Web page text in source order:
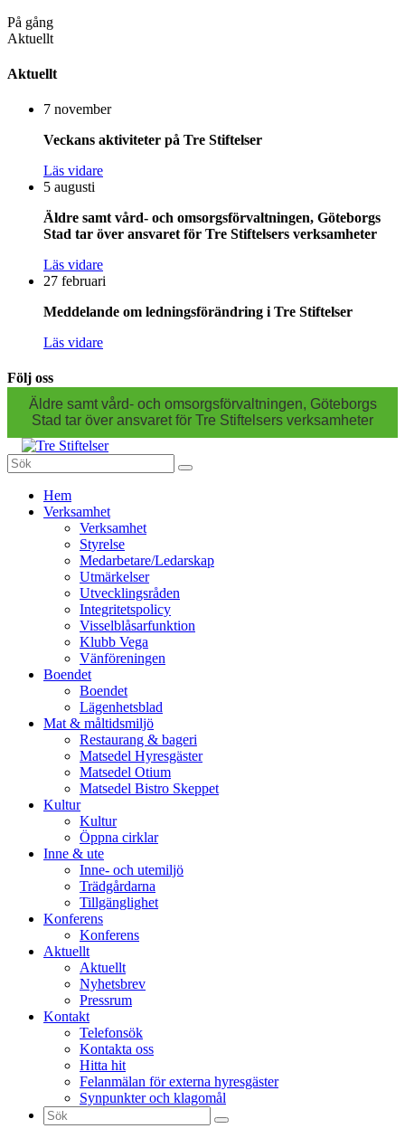
På gång
Aktuellt
Aktuellt
7 november
Veckans aktiviteter på Tre Stiftelser
Läs vidare
5 augusti
Äldre samt vård- och omsorgsförvaltningen, Göteborgs
Stad tar över ansvaret för Tre Stiftelsers verksamheter
Läs vidare
27 februari
Meddelande om ledningsförändring i Tre Stiftelser
Läs vidare
Följ oss
Äldre samt vård- och omsorgsförvaltningen, Göteborgs
Stad tar över ansvaret för Tre Stiftelsers verksamheter
Sök
efter:
vidare
Hem
Verksamhet
Verksamhet
Styrelse
Medarbetare/Ledarskap
Utmärkelser
Utvecklingsråden
Integritetspolicy
Visselblåsarfunktion
Klubb Vega
Vänföreningen
Boendet
Boendet
Lägenhetsblad
Mat & måltidsmiljö
Restaurang & bageri
Matsedel Hyresgäster
Matsedel Otium
Matsedel Bistro Skeppet
Kultur
Kultur
Öppna cirklar
Inne & ute
Inne- och utemiljö
Trädgårdarna
Tillgänglighet
Konferens
Konferens
Aktuellt
Aktuellt
Nyhetsbrev
Pressrum
Kontakt
Telefonsök
Kontakta oss
Hitta hit
Felanmälan för externa hyresgäster
Synpunkter och klagomål
Sök
efter: